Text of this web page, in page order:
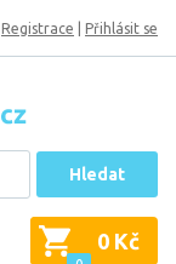
Registrace Přihlásit se
Hledat
0 Kč